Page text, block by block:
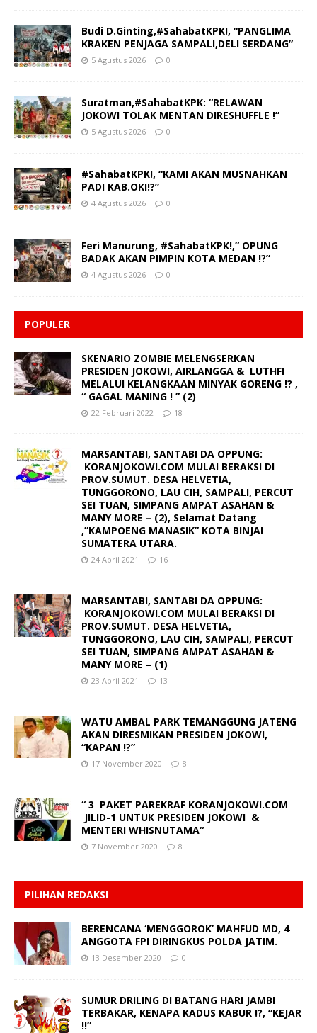
Budi D.Ginting,#SahabatKPK!, “PANGLIMA
KRAKEN PENJAGA SAMPALI,DELI SERDANG”
5 Agustus 2026 0
Suratman,#SahabatKPK: “RELAWAN
JOKOWI TOLAK MENTAN DIRESHUFFLE !”
5 Agustus 2026 0
#SahabatKPK!, “KAMI AKAN MUSNAHKAN
PADI KAB.OKI!?”
4 Agustus 2026 0
Feri Manurung, #SahabatKPK!,” OPUNG
BADAK AKAN PIMPIN KOTA MEDAN !?”
4 Agustus 2026 0
POPULER
SKENARIO ZOMBIE MELENGSERKAN
PRESIDEN JOKOWI, AIRLANGGA & LUTHFI
MELALUI KELANGKAAN MINYAK GORENG !? ,
“ GAGAL MANING ! ” (2)
22 Februari 2022 18
MARSANTABI, SANTABI DA OPPUNG:
KORANJOKOWI.COM MULAI BERAKSI DI
PROV.SUMUT. DESA HELVETIA,
TUNGGORONO, LAU CIH, SAMPALI, PERCUT
SEI TUAN, SIMPANG AMPAT ASAHAN &
MANY MORE – (2), Selamat Datang
,”KAMPOENG MANASIK” KOTA BINJAI
SUMATERA UTARA.
24 April 2021 16
MARSANTABI, SANTABI DA OPPUNG:
KORANJOKOWI.COM MULAI BERAKSI DI
PROV.SUMUT. DESA HELVETIA,
TUNGGORONO, LAU CIH, SAMPALI, PERCUT
SEI TUAN, SIMPANG AMPAT ASAHAN &
MANY MORE – (1)
23 April 2021 13
WATU AMBAL PARK TEMANGGUNG JATENG
AKAN DIRESMIKAN PRESIDEN JOKOWI,
“KAPAN !?”
17 November 2020 8
“ 3 PAKET PAREKRAF KORANJOKOWI.COM
JILID-1 UNTUK PRESIDEN JOKOWI &
MENTERI WHISNUTAMA“
7 November 2020 8
PILIHAN REDAKSI
BERENCANA ‘MENGGOROK’ MAHFUD MD, 4
ANGGOTA FPI DIRINGKUS POLDA JATIM.
13 Desember 2020 0
SUMUR DRILING DI BATANG HARI JAMBI
TERBAKAR, KENAPA KADUS KABUR !?, “KEJAR
!!”